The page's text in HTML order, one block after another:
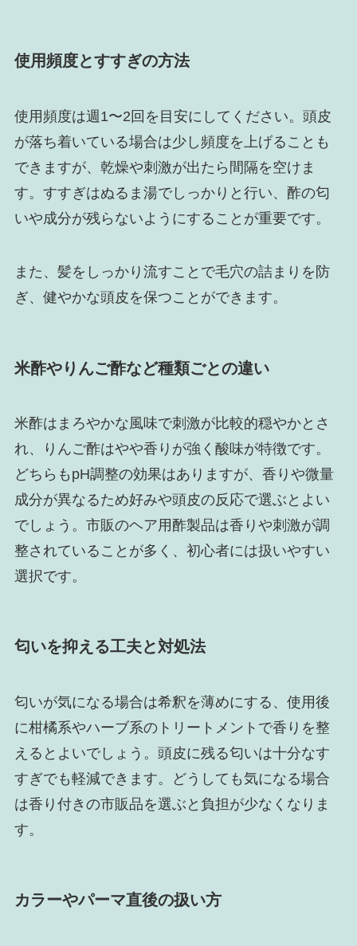
使用頻度とすすぎの方法
使用頻度は週1〜2回を目安にしてください。頭皮
が落ち着いている場合は少し頻度を上げることも
できますが、乾燥や刺激が出たら間隔を空けま
す。すすぎはぬるま湯でしっかりと行い、酢の匂
いや成分が残らないようにすることが重要です。
また、髪をしっかり流すことで毛穴の詰まりを防
ぎ、健やかな頭皮を保つことができます。
米酢やりんご酢など種類ごとの違い
米酢はまろやかな風味で刺激が比較的穏やかとさ
れ、りんご酢はやや香りが強く酸味が特徴です。
どちらもpH調整の効果はありますが、香りや微量
成分が異なるため好みや頭皮の反応で選ぶとよい
でしょう。市販のヘア用酢製品は香りや刺激が調
整されていることが多く、初心者には扱いやすい
選択です。
匂いを抑える工夫と対処法
匂いが気になる場合は希釈を薄めにする、使用後
に柑橘系やハーブ系のトリートメントで香りを整
えるとよいでしょう。頭皮に残る匂いは十分なす
すぎでも軽減できます。どうしても気になる場合
は香り付きの市販品を選ぶと負担が少なくなりま
す。
カラーやパーマ直後の扱い方